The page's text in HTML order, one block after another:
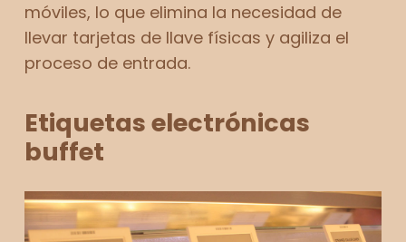
móviles, lo que elimina la necesidad de
llevar tarjetas de llave físicas y agiliza el
proceso de entrada.
Etiquetas electrónicas
buffet